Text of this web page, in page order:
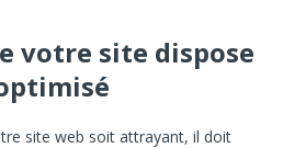
votre site dispose
site web soit attrayant, il doit